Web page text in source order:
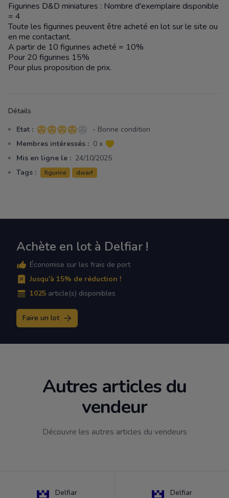
Description
Figurines D&D miniatures : Nombre d'exemplaire disponible
= 4
Toute les figurines peuvent être acheté en lot sur le site ou
en me contactant.
A partir de 10 figurines acheté = 10%
Pour 20 figurines 15%
Pour plus proposition de prix.
Détails
Etat : 4 sur 5 étoiles
- Bonne condition
Membres intéressés : 0 x
Mis en ligne le : 24/10/2025
Tags :
figurine dwarf
Achète en lot à Delfiar !
Économise sur les frais de port
Jusqu'à 15% de réduction !
1025 article(s) disponibles
Faire un lot
Autres articles du
vendeur
Découvre les autres articles du vendeurs
Delfiar Delfiar